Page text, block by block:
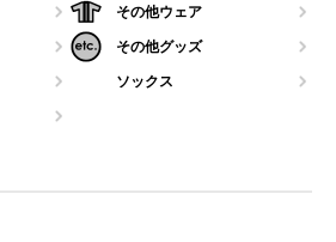
その他ウェア
その他グッズ
ソックス